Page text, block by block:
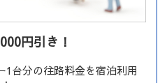
円引き！
1台分の往路料金を宿泊利用